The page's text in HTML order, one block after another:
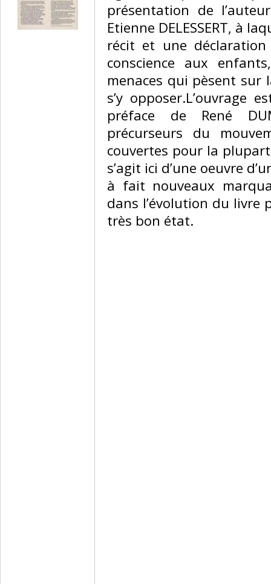
présentation de
Etienne DELESSERT, à
récit et une
conscience aux
menaces qui pèsent sur
s’y opposer.L’ouvrage
préface de René
précurseurs du
couvertes pour la
s’agit ici d’une oeuvre
à fait nouveaux
dans l’évolution du livre
très bon état.‎